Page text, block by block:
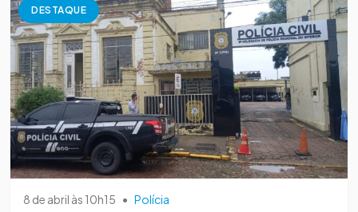
DESTAQUE
8 de abril às 10h15 • Polícia